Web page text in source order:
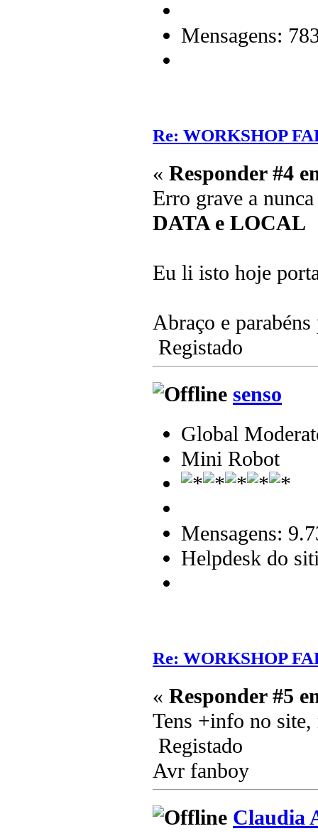
Mensagens:
Re: WORKSHOP
« Responder #4
Erro grave a
DATA e LOCAL
Eu li isto hoje
Abraço e
Registado
senso
Global
Mini Robot
Mensagens:
Helpdesk do
Re: WORKSHOP
« Responder #5
Tens +info no site,
Registado
Avr fanboy
Claudia